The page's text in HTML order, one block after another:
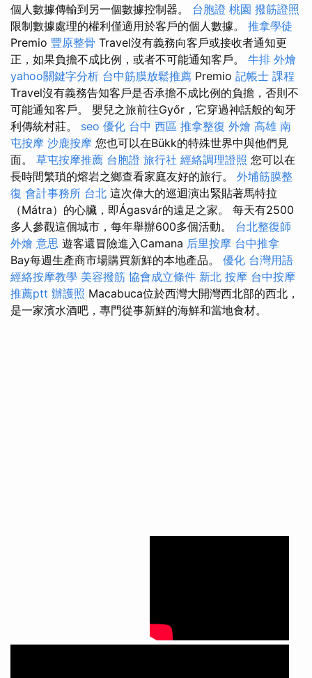
個人數據傳輸到另一個數據控制器。 台胞證 桃園 撥筋證照
限制數據處理的權利僅適用於客戶的個人數據。 推拿學徒
Premio 豐原整骨 Travel沒有義務向客戶或接收者通知更
正，如果負擔不成比例，或者不可能通知客戶。 牛排 外燴
yahoo關鍵字分析 台中筋膜放鬆推薦 Premio 記帳士 課程
Travel沒有義務告知客戶是否承擔不成比例的負擔，否則不
可能通知客戶。 嬰兒之旅前往Győr，它穿過神話般的匈牙
利傳統村莊。 seo 優化 台中 西區 推拿整復 外燴 高雄 南
屯按摩 沙鹿按摩 您也可以在Bükk的特殊世界中與他們見
面。 草屯按摩推薦 台胞證 旅行社 經絡調理證照 您可以在
長時間繁瑣的熔岩之鄉查看家庭友好的旅行。 外埔筋膜整
復 會計事務所 台北 這次偉大的巡迴演出緊貼著馬特拉
（Mátra）的心臟，即Ágasvár的遠足之家。 每天有2500
多人參觀這個城市，每年舉辦600多個活動。 台北整復師
外燴 意思 遊客還冒險進入Camana 后里按摩 台中推拿
Bay每週生產商市場購買新鮮的本地產品。 優化 台灣用語
經絡按摩教學 美容撥筋 協會成立條件 新北 按摩 台中按摩
推薦ptt 辦護照 Macabuca位於西灣大開灣西北部的西北，
是一家濱水酒吧，專門從事新鮮的海鮮和當地食材。